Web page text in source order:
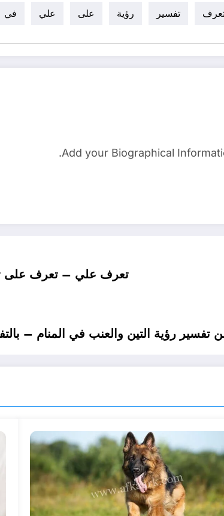
تفسير رؤية على علي في
Add your Biographical
تعرف علي – تعرف على
رؤية التين والعنب في المنام –